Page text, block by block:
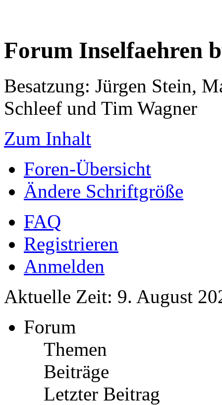
Forum Inselfaehren
Besatzung: Jürgen Stein,
Schleef und Tim Wagner
Zum Inhalt
Foren-Übersicht
Ändere Schriftgröße
FAQ
Registrieren
Anmelden
Aktuelle Zeit: 9. August
Forum
Themen
Beiträge
Letzter Beitrag